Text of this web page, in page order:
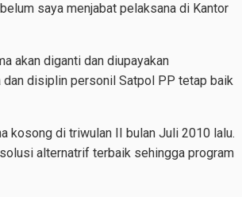
saya menjabat pelaksana di Kantor
akan diganti dan diupayakan
dan disiplin personil Satpol PP tetap baik
kosong di triwulan II bulan Juli 2010 lalu.
alternatrif terbaik sehingga program